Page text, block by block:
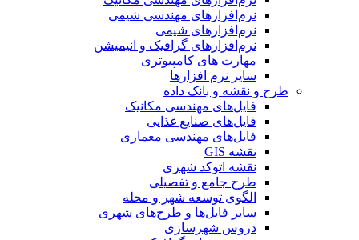
نرم‌افزارهای مهندسی شیمی
نرم‌افزارهای شیمی
نرم‌افزارهای گرافیک و انیمیشن
مهارت های کامپیوتری
سایر نرم افزارها
طرح و نقشه و بانک داده
فایل‌های مهندسی مکانیک
فایل‌های صنایع غذایی
فایل‌های مهندسی معماری
نقشه GIS
نقشه اتوکد شهری
طرح جامع و تفصیلی
الگوی توسعه شهر و محله
سایر فایل‌ها و طرح‌های شهری
دروس شهرسازی